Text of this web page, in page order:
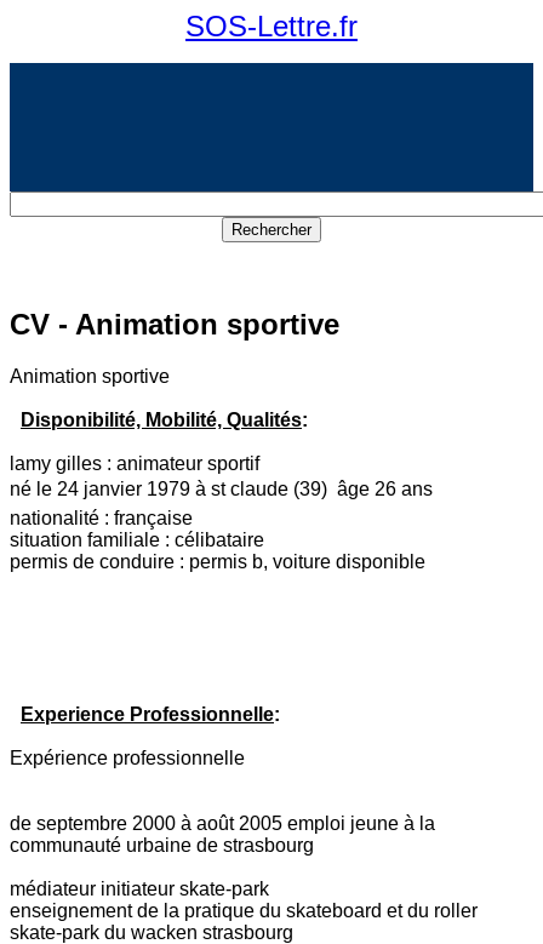
SOS-Lettre.fr
CV - Animation sportive
Animation sportive
Disponibilité, Mobilité, Qualités:
lamy gilles : animateur sportif
né le 24 janvier 1979 à st claude (39)  âge 26 ans
nationalité : française
situation familiale : célibataire
permis de conduire : permis b, voiture disponible
Experience Professionnelle:
Expérience professionnelle
de septembre 2000 à août 2005 emploi jeune à la
communauté urbaine de strasbourg
médiateur initiateur skate-park
enseignement de la pratique du skateboard et du roller
skate-park du wacken strasbourg